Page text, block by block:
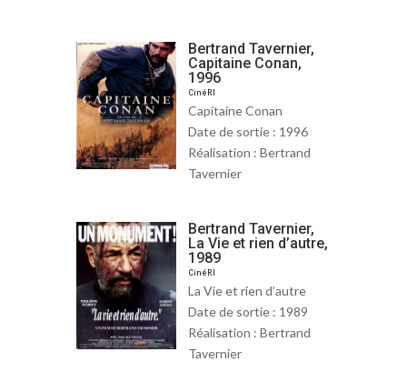
Bertrand Tavernier,
Capitaine Conan,
1996
CinéRI
Capitaine Conan
Date de sortie : 1996
Réalisation : Bertrand
Tavernier
Bertrand Tavernier,
La Vie et rien d’autre,
1989
CinéRI
La Vie et rien d’autre
Date de sortie : 1989
Réalisation : Bertrand
Tavernier